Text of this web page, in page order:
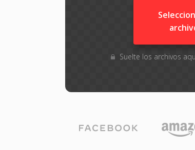
Suelte los archivos